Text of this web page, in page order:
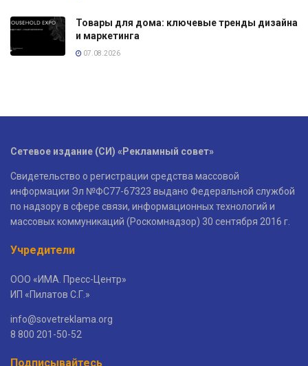
Товары для дома: ключевые тренды дизайна
и маркетинга
07.08.2026
Сетевое издание (СИ) «Рекламный совет»
Свидетельство о регистрации средства массовой
информации Эл №ФС77-67323 выдано Федеральной службой
по надзору в сфере связи, информационных технологий и
массовых коммуникаций (Роскомнадзор) 30 сентября 2016 г.
Учредители
ООО «ИМА. Пресс-Центр»
ИП «Пилатов С.Г.»
info@sovetreklama.org
8 800 201-50-52
Подписывайтесь